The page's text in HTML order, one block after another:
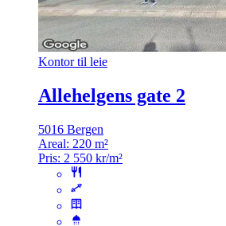
Kontor til leie
Allehelgens gate 2
5016 Bergen
Areal: 220 m²
Pris: 2 550 kr/m²